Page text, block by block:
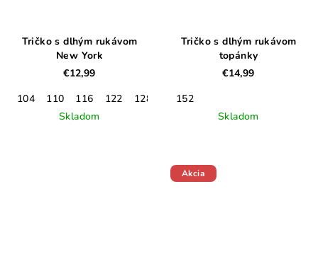
Tričko s dlhým rukávom
New York
€12,99
104
110 116 122 128
140
Skladom
Tričko s dlhým rukávom
topánky
€14,99
152
Skladom
Akcia